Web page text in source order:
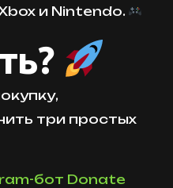
и Nintendo.
три простых
бот Donate